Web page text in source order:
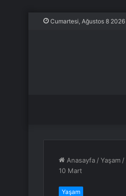
Cumartesi, Ağustos 8 2026
Anasayfa /Yaşam /
10 Mart
Yaşam